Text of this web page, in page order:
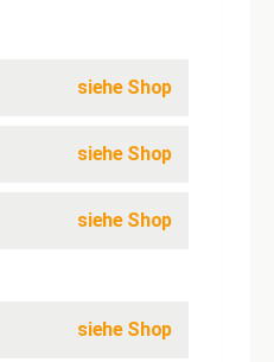
siehe Shop
siehe Shop
siehe Shop
siehe Shop